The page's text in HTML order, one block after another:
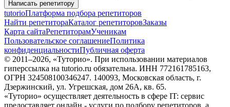
Написать репетитору
tutorioПлатформа подбора репетиторов
Найти репетитораКаталог репетиторовЗаказы
Карта сайтаРепетиторамУченикам
Пользовательское соглашениеПолитика
конфиденциальностиПубличная оферта
© 2011–2026, «Туторио». При использовании материалов
гиперссылка на tutorio.ru обязательна. ИНН 772161785163,
ОГРН 324508100346247. 140093, Московская область, г.
Дзержинский, ул. Угрешская, дом 26А, кв. 65.
«Туторио» осуществляет деятельность в сфере IT: сервис